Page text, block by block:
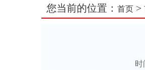
您当前的位置： 首页 >